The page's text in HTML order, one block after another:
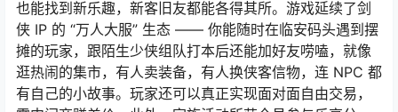
也能找到新乐趣，新客旧友都能各得其所。游戏延续了剑
侠 IP 的 “万人大服” 生态 —— 你能随时在临安码头遇到摆
摊的玩家，跟陌生少侠组队打本后还能加好友唠嗑，就像
逛热闹的集市，有人卖装备，有人换侠客信物，连 NPC 都
有自己的小故事。玩家还可以真正实现面对面自由交易，